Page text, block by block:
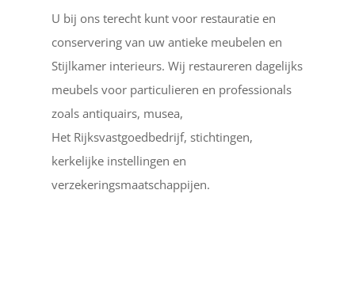
U bij ons terecht kunt voor restauratie en
conservering van uw antieke meubelen en
Stijlkamer interieurs. Wij restaureren dagelijks
meubels voor particulieren en professionals
zoals antiquairs, musea,
Het Rijksvastgoedbedrijf, stichtingen,
kerkelijke instellingen en
verzekeringsmaatschappijen.